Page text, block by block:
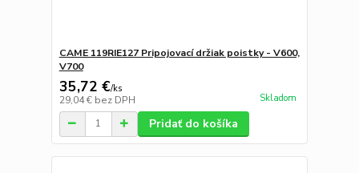
CAME 119RIE127 Pripojovací držiak poistky - V600,
V700
35,72 €/ks
29,04 € bez DPH Skladom
Pridať do košíka